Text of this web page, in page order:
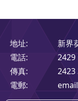
地址:
新界
電話:
2429
傳真:
2423
電郵: